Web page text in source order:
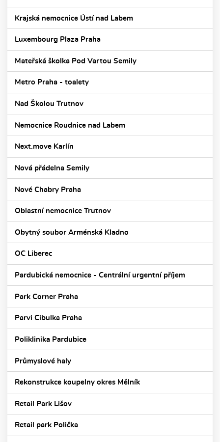
Krajská nemocnice Ústí nad Labem
Luxembourg Plaza Praha
Mateřská školka Pod Vartou Semily
Metro Praha - toalety
Nad Školou Trutnov
Nemocnice Roudnice nad Labem
Next.move Karlín
Nová přádelna Semily
Nové Chabry Praha
Oblastní nemocnice Trutnov
Obytný soubor Arménská Kladno
OC Liberec
Pardubická nemocnice - Centrální urgentní příjem
Park Corner Praha
Parvi Cibulka Praha
Poliklinika Pardubice
Průmyslové haly
Rekonstrukce koupelny okres Mělník
Retail Park Lišov
Retail park Polička